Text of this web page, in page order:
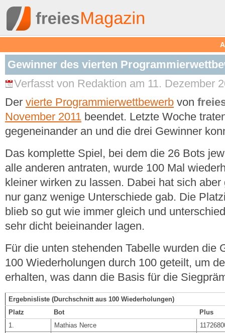
Gewinner des vierten
Verfasst von Redaktion am 11. Dezember
Der vierte Programmierwettbewerb von
November 2011 beendet. Letzte Woche
gegeneinander an und die drei Gewinner
Das komplette Spiel, bei dem die 26 Bots
alle anderen antraten, wurde 100 Mal
kleiner wirken zu lassen. Dabei hat sich
nur ganz wenige Unterschiede gab. Die
blieb so gut wie immer gleich und
sehr dicht beieinander lagen.
Für die unten stehenden Tabelle wurden die
100 Wiederholungen durch 100 geteilt, um
erhalten, was dann die Basis für die
Ergebnisliste (Durchschnitt aus 100 Wiederholungen)
Platz
Bot
Plus
1.
Mathias Nerce